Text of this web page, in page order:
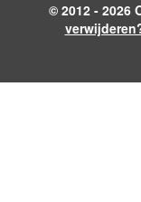
© 2012 - 2026